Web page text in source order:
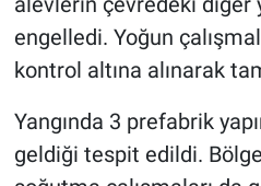
engelledi. Yoğun
kontrol altına alınarak
Yangında 3 prefabrik
geldiği tespit edildi.